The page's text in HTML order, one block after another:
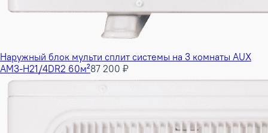
Наружный блок мульти сплит системы на 3 комнаты AUX
AM3-H21/4DR2 60м²87 200 ₽